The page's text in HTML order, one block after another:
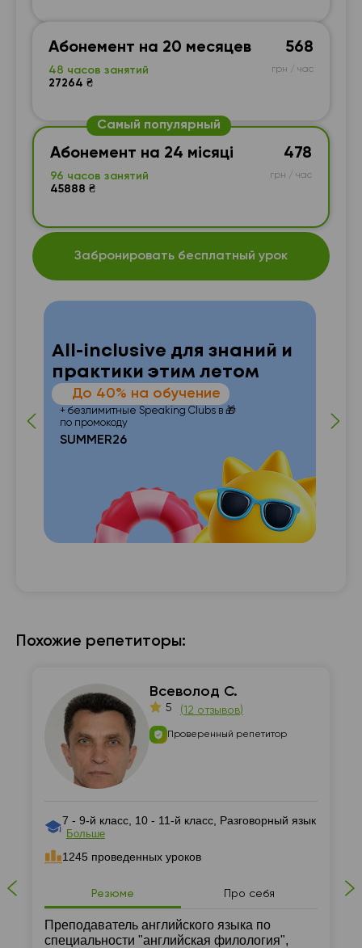
Абонемент на 20 месяцев
48 часов занятий
27264 ₴
568
грн / час
Самый популярный
Абонемент на 24 місяці
96 часов занятий
45888 ₴
478
грн / час
Забронировать бесплатный урок
All-inclusive для знаний и
практики этим летом
До 40% на обучение
+ безлимитные Speaking Clubs в 🎁
по промокоду
SUMMER26
Похожие репетиторы:
Всеволод С.
5 (12 отзывов)
Проверенный репетитор
7 - 9-й класс, 10 - 11-й класс, Разговорный язык
Больше
1245 проведенных уроков
Резюме Про себя
Преподаватель английского языка по
специальности "английская филология",